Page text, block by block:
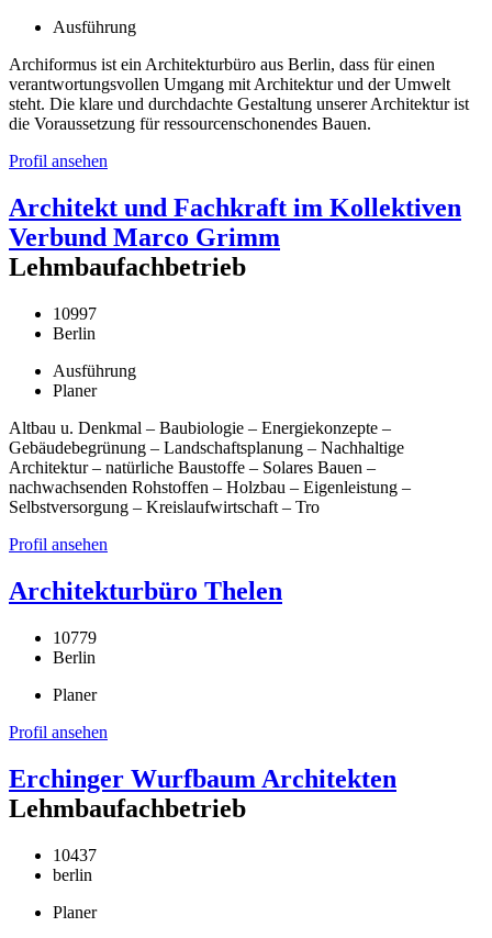
Ausführung
Archiformus ist ein Architekturbüro aus Berlin, dass für einen
verantwortungsvollen Umgang mit Architektur und der Umwelt
steht. Die klare und durchdachte Gestaltung unserer Architektur ist
die Voraussetzung für ressourcenschonendes Bauen.
Profil ansehen
Architekt und Fachkraft im Kollektiven
Verbund Marco Grimm
Lehmbaufachbetrieb
10997
Berlin
Ausführung
Planer
Altbau u. Denkmal – Baubiologie – Energiekonzepte –
Gebäudebegrünung – Landschaftsplanung – Nachhaltige
Architektur – natürliche Baustoffe – Solares Bauen –
nachwachsenden Rohstoffen – Holzbau – Eigenleistung –
Selbstversorgung – Kreislaufwirtschaft – Tro
Profil ansehen
Architekturbüro Thelen
10779
Berlin
Planer
Profil ansehen
Erchinger Wurfbaum Architekten
Lehmbaufachbetrieb
10437
berlin
Planer